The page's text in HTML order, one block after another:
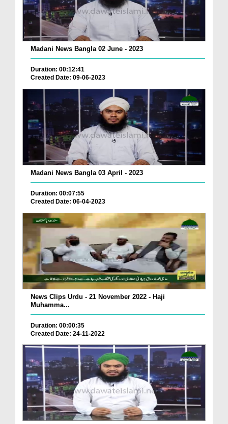
Madani News Bangla 02 June - 2023
Duration: 00:12:41
Created Date: 09-06-2023
Madani News Bangla 03 April - 2023
Duration: 00:07:55
Created Date: 06-04-2023
News Clips Urdu - 21 November 2022 - Haji
Muhamma...
Duration: 00:00:35
Created Date: 24-11-2022